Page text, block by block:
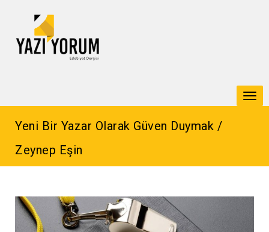
Yeni Bir Yazar Olarak Güven Duymak /
Zeynep Eşin